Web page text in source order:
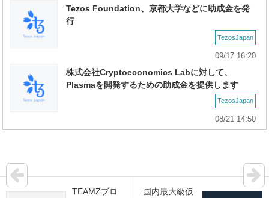
Tezos Foundation、京都大学などに助成金を発
行
TezosJapan
09/17 16:20
株式会社Cryptoeconomics Labに対して、
Plasmaを開発するための助成金を提供します
TezosJapan
08/21 14:50
TEAMZブロ
国内最大級仮